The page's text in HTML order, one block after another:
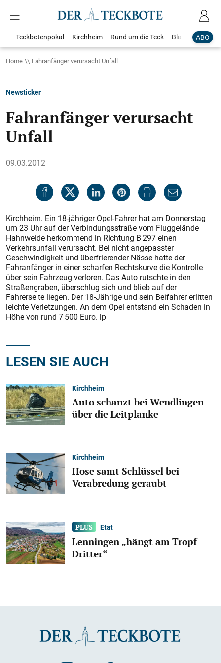
ABO
Teckbotenpokal Kirchheim Rund um die Teck Blaulicht
Home Fahranfänger verursacht Unfall
Newsticker
Fahranfänger verursacht
Unfall
09.03.2012
Kirchheim. Ein 18-jähriger Opel-Fahrer hat am Donnerstag
um 23 Uhr auf der Verbindungsstraße vom Fluggelände
Hahnweide herkommend in Richtung B 297 einen
Verkehrsunfall verursacht. Bei nicht angepasster
Geschwindigkeit und überfrierender Nässe hatte der
Fahranfänger in einer scharfen Rechtskurve die Kontrolle
über sein Fahrzeug verloren. Das Auto rutschte in den
Straßengraben, überschlug sich und blieb auf der
Fahrerseite liegen. Der 18-Jährige und sein Beifahrer erlitten
leichte Verletzungen. An dem Opel entstand ein Schaden in
Höhe von rund 7 500 Euro. lp
LESEN SIE AUCH
Kirchheim
Auto schanzt bei Wendlingen
über die Leitplanke
Kirchheim
Hose samt Schlüssel bei
Verabredung geraubt
Etat
Lenningen „hängt am Tropf
Dritter“